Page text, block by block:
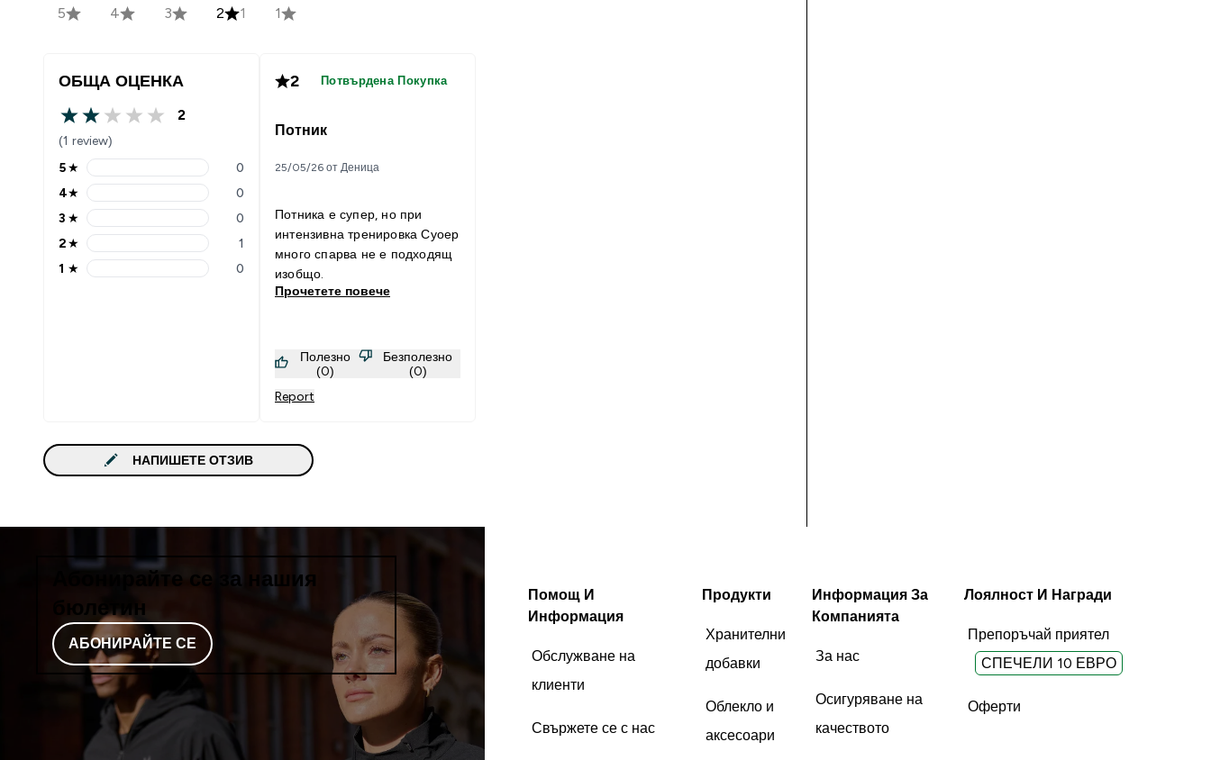
5 4 3 2 1 1
ОБЩА ОЦЕНКА
2 out of 5 stars
2
(1 review)
5 stars rating 0 reviews
5★ 0
4 stars rating 0 reviews
4★ 0
3 stars rating 0 reviews
3 ★ 0
2 stars rating 1 reviews
2★ 1
1 stars rating 0 reviews
1 ★ 0
2 Потвърдена Покупка
Потник
25/05/26 от Деница
Потника е супер, но при
интензивна тренировка Суоер
много спарва не е подходящ
изобщо.
Прочетете повече
Полезно
(0)
Безполезно
(0)
Report
НАПИШЕТЕ ОТЗИВ
Абонирайте се за нашия
бюлетин
АБОНИРАЙТЕ СЕ
Помощ И
Информация
Обслужване на
клиенти
Свържете се с нас
Продукти
Хранителни
добавки
Облекло и
аксесоари
Информация За
Компанията
За нас
Осигуряване на
качеството
Лоялност И Награди
Препоръчай приятел
СПЕЧЕЛИ 10 ЕВРО
Оферти